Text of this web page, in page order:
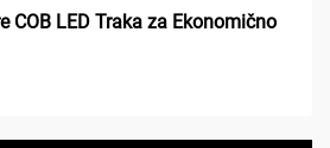
COB LED Traka za Ekonomično